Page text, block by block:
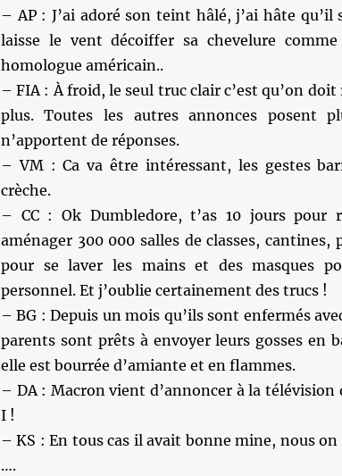
– AP : J’ai adoré son teint hâlé, j’ai hâte
laisse le vent décoiffer sa chevelure
homologue américain..
– FIA : À froid, le seul truc clair c’est qu’on
plus. Toutes les autres annonces posent
n’apportent de réponses.
– VM : Ca va être intéressant, les gestes
crèche.
– CC : Ok Dumbledore, t’as 10 jours pour
aménager 300 000 salles de classes,
pour se laver les mains et des masques
personnel. Et j’oublie certainement des trucs !
– BG : Depuis un mois qu’ils sont enfermés
parents sont prêts à envoyer leurs gosses en
elle est bourrée d’amiante et en flammes.
– DA : Macron vient d’annoncer à la télévision
I !
– KS : En tous cas il avait bonne mine, nous on
….